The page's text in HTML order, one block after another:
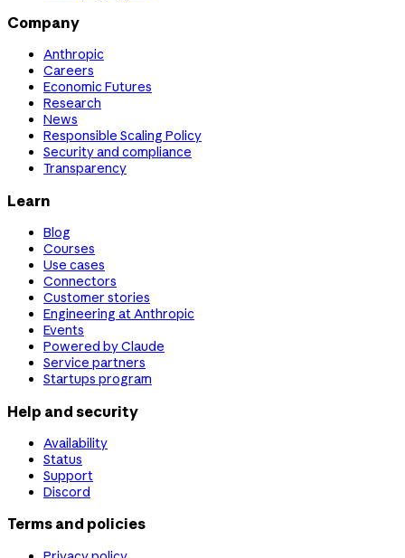
Company
Anthropic
Careers
Economic Futures
Research
News
Responsible Scaling Policy
Security and compliance
Transparency
Learn
Blog
Courses
Use cases
Connectors
Customer stories
Engineering at Anthropic
Events
Powered by Claude
Service partners
Startups program
Help and security
Availability
Status
Support
Discord
Terms and policies